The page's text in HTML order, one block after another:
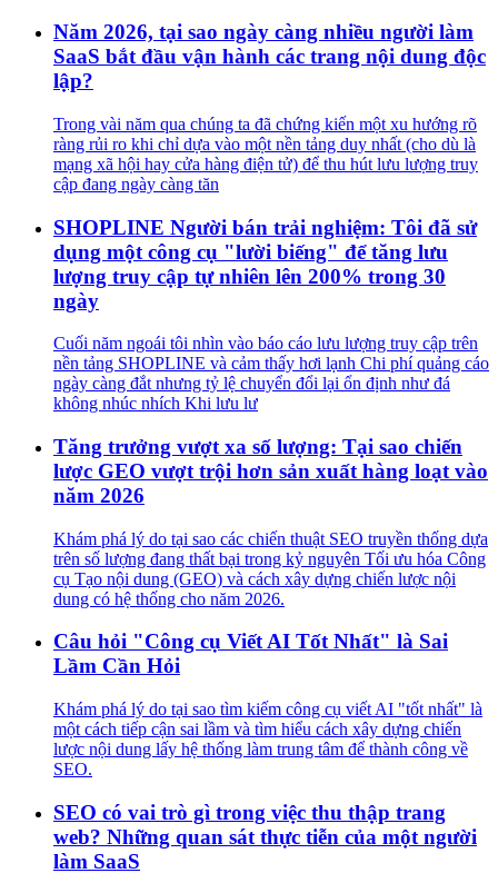
Năm 2026, tại sao ngày càng nhiều người làm
SaaS bắt đầu vận hành các trang nội dung độc
lập?
Trong vài năm qua chúng ta đã chứng kiến một xu hướng rõ
ràng rủi ro khi chỉ dựa vào một nền tảng duy nhất (cho dù là
mạng xã hội hay cửa hàng điện tử) để thu hút lưu lượng truy
cập đang ngày càng tăn
SHOPLINE Người bán trải nghiệm: Tôi đã sử
dụng một công cụ "lười biếng" để tăng lưu
lượng truy cập tự nhiên lên 200% trong 30
ngày
Cuối năm ngoái tôi nhìn vào báo cáo lưu lượng truy cập trên
nền tảng SHOPLINE và cảm thấy hơi lạnh Chi phí quảng cáo
ngày càng đắt nhưng tỷ lệ chuyển đổi lại ổn định như đá
không nhúc nhích Khi lưu lư
Tăng trưởng vượt xa số lượng: Tại sao chiến
lược GEO vượt trội hơn sản xuất hàng loạt vào
năm 2026
Khám phá lý do tại sao các chiến thuật SEO truyền thống dựa
trên số lượng đang thất bại trong kỷ nguyên Tối ưu hóa Công
cụ Tạo nội dung (GEO) và cách xây dựng chiến lược nội
dung có hệ thống cho năm 2026.
Câu hỏi "Công cụ Viết AI Tốt Nhất" là Sai
Lầm Cần Hỏi
Khám phá lý do tại sao tìm kiếm công cụ viết AI "tốt nhất" là
một cách tiếp cận sai lầm và tìm hiểu cách xây dựng chiến
lược nội dung lấy hệ thống làm trung tâm để thành công về
SEO.
SEO có vai trò gì trong việc thu thập trang
web? Những quan sát thực tiễn của một người
làm SaaS